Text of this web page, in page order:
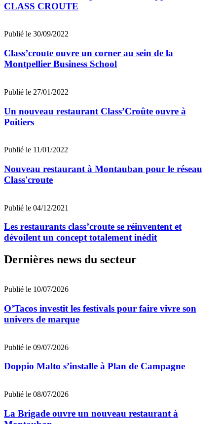
CLASS CROUTE
Publié le 30/09/2022
Class’croute ouvre un corner au sein de la
Montpellier Business School
Publié le 27/01/2022
Un nouveau restaurant Class’Croûte ouvre à
Poitiers
Publié le 11/01/2022
Nouveau restaurant à Montauban pour le réseau
Class'croute
Publié le 04/12/2021
Les restaurants class’croute se réinventent et
dévoilent un concept totalement inédit
Dernières news du secteur
Publié le 10/07/2026
O’Tacos investit les festivals pour faire vivre son
univers de marque
Publié le 09/07/2026
Doppio Malto s’installe à Plan de Campagne
Publié le 08/07/2026
La Brigade ouvre un nouveau restaurant à